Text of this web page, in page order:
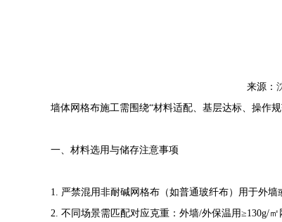
来源：
墙体网格布施工需围绕“材料适配、基层达标、操作
一、材料选用与储存注意事项
1. 严禁混用非耐碱网格布（如普通玻纤布）用于外
2. 不同场景需匹配对应克重：外墙/外保温用≥130g/